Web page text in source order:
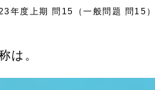
年度上期 問15（一般問題 問15）
は。